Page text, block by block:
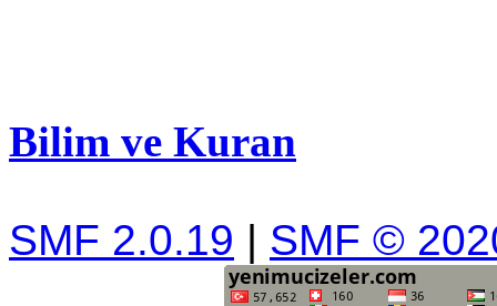
Bilim ve Kuran
SMF 2.0.19 | SMF ©